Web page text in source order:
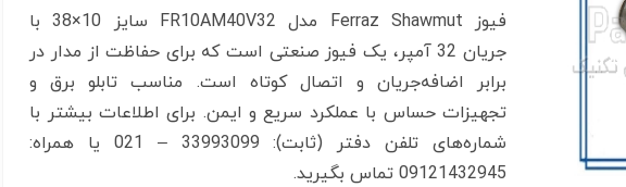
فیوز Ferraz Shawmut مدل FR10AM40V32 سایز 10×38 با
جریان 32 آمپر، یک فیوز صنعتی است که برای حفاظت از مدار در
برابر اضافه‌جریان و اتصال کوتاه است. مناسب تابلو برق و
تجهیزات حساس با عملکرد سریع و ایمن. برای اطلاعات بیشتر با
شماره‌‌های تلفن دفتر (ثابت): 33993099 – 021 یا همراه:
09121432945 تماس بگیرید.